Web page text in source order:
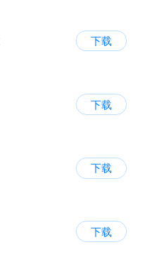
下载
下载
下载
下载